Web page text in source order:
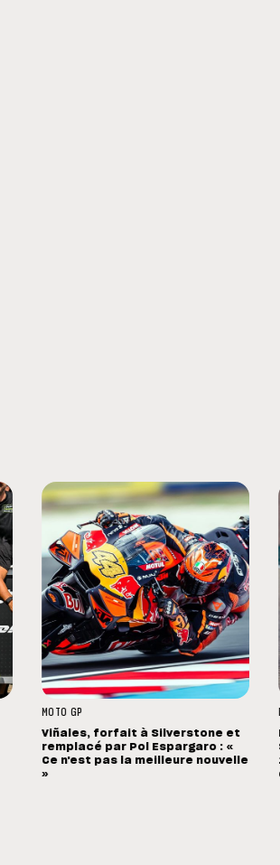
MOTO GP
Viñales, forfait à Silverstone et
remplacé par Pol Espargaro : «
Ce n'est pas la meilleure nouvelle
»